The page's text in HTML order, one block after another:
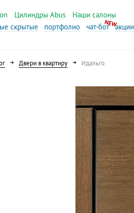
Цилиндры Abus
Наши салоны
скрытые портфолио чат-бот акции
Двери в квартиру Идальго